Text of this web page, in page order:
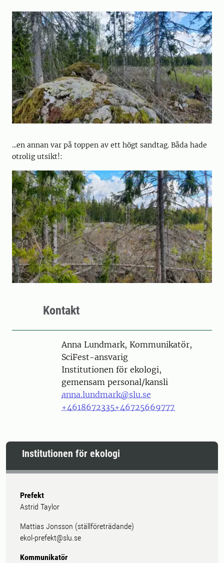
...en annan var på toppen av ett högt sandtag. Båda hade
otrolig utsikt!:
Kontakt
PersonAnna Lundmark, Kommunikatör,
SciFest-ansvarig
Institutionen för ekologi,
gemensam personal/kansli
anna.lundmark@slu.se
+4618672335+46725669777
Institutionen för ekologi
Prefekt
Astrid Taylor
Mattias Jonsson (ställföreträdande)
ekol-prefekt@slu.se
Kommunikatör